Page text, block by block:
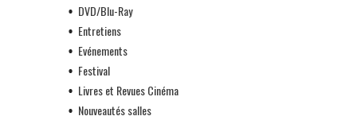
DVD/Blu-Ray
Entretiens
Evénements
Festival
Livres et Revues Cinéma
Nouveautés salles